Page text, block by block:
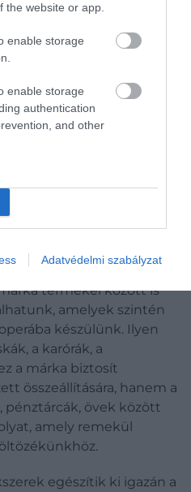
the website or app.
enable storage
enable storage
authentication
and other
Adatvédelmi szabályzat
és operába való
Akár nyáron, akár
vagy operába,
Egy ilyen exkluzív
balerina, tűsarkú,
magassarkú fekete
elegáns mokaszin vagy
az összképet
részletekről, a
a színházi szettet állítjuk
termékei között is
amelyek szintén
készülünk. Ilyen
a karórák, a
a márka biztosít
összeállítására, hanem a
pénztárcák, övek között
amely remekül
egészítik ki igazán a